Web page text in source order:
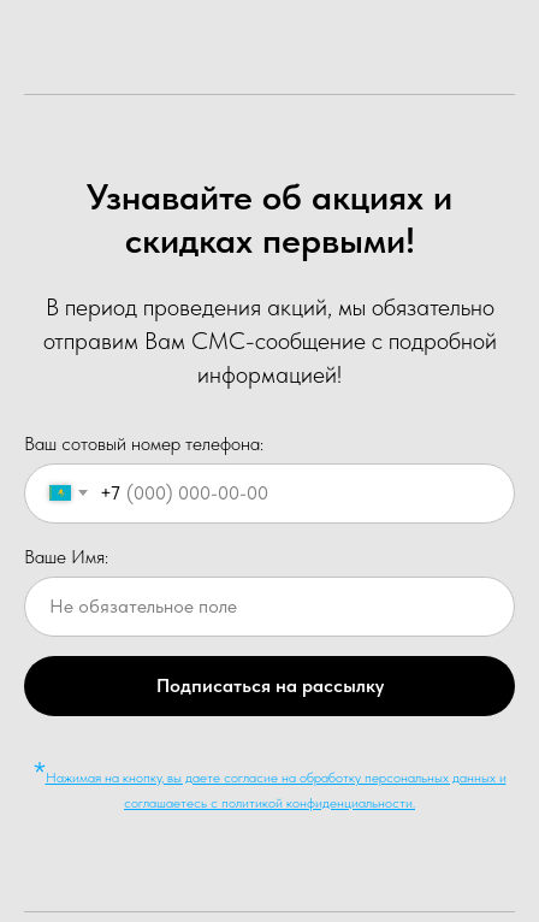
Узнавайте об акциях и
скидках первыми!
В период проведения акций, мы обязательно
отправим Вам СМС-сообщение с подробной
информацией!
Ваш сотовый номер телефона:
+7
Ваше Имя:
Подписаться на рассылку
*Нажимая на кнопку, вы даете согласие на обработку персональных данных и
соглашаетесь c политикой конфиденциальности.